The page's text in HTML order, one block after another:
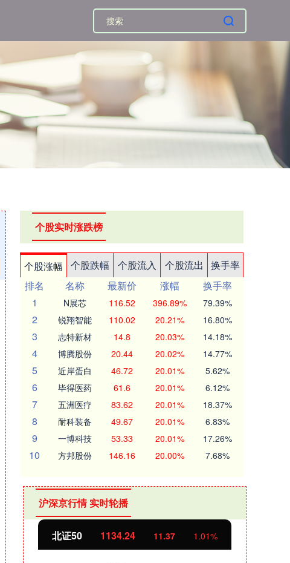
个股实时涨跌榜
个股涨幅 个股跌幅 个股流入 个股流出
换手率
排名
名称 最新价 涨幅
换手率
1
N展芯 116.52 396.89% 79.39%
2 锐翔智能 110.02 20.21% 16.80%
3 志特新材 14.8 20.03% 14.18%
4 博腾股份 20.44 20.02% 14.77%
5 近岸蛋白 46.72 20.01% 5.62%
6 毕得医药 61.6 20.01% 6.12%
7 五洲医疗 83.62 20.01% 18.37%
8 耐科装备 49.67 20.01% 6.83%
9 一博科技 53.33 20.01% 17.26%
10 方邦股份 146.16 20.00% 7.68%
沪深京行情 实时轮播
北证50 1134.24 11.37 1.01%